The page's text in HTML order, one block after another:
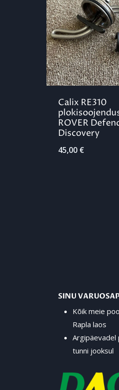
Calix RE310
ROVER
Discovery
45,00 €
SINU
Kõik meie
Rapla laos
tunni jooksul